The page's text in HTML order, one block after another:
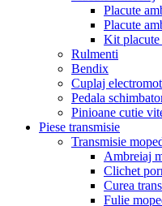
Placute
Placute
Kit placute
Rulmenti
Bendix
Cuplaj
Pedala
Pinioane cutie
Piese transmisie
Transmisie
Ambreiaj
Clichet
Curea
Fulie